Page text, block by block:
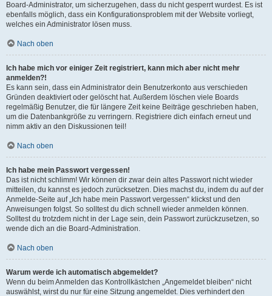
Board-Administrator, um sicherzugehen, dass du nicht gesperrt wurdest. Es ist
ebenfalls möglich, dass ein Konfigurationsproblem mit der Website vorliegt,
welches ein Administrator lösen muss.
Nach oben
Ich habe mich vor einiger Zeit registriert, kann mich aber nicht mehr
anmelden?!
Es kann sein, dass ein Administrator dein Benutzerkonto aus verschieden
Gründen deaktiviert oder gelöscht hat. Außerdem löschen viele Boards
regelmäßig Benutzer, die für längere Zeit keine Beiträge geschrieben haben,
um die Datenbankgröße zu verringern. Registriere dich einfach erneut und
nimm aktiv an den Diskussionen teil!
Nach oben
Ich habe mein Passwort vergessen!
Das ist nicht schlimm! Wir können dir zwar dein altes Passwort nicht wieder
mitteilen, du kannst es jedoch zurücksetzen. Dies machst du, indem du auf der
Anmelde-Seite auf „Ich habe mein Passwort vergessen“ klickst und den
Anweisungen folgst. So solltest du dich schnell wieder anmelden können.
Solltest du trotzdem nicht in der Lage sein, dein Passwort zurückzusetzen, so
wende dich an die Board-Administration.
Nach oben
Warum werde ich automatisch abgemeldet?
Wenn du beim Anmelden das Kontrollkästchen „Angemeldet bleiben“ nicht
auswählst, wirst du nur für eine Sitzung angemeldet. Dies verhindert den